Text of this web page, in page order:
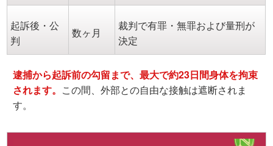
起訴後・公
判
数ヶ月
裁判で有罪・無罪および量刑が
決定
逮捕から起訴前の勾留まで、最大で約23日間身体を拘束
されます。 この間、外部との自由な接触は遮断されま
す。